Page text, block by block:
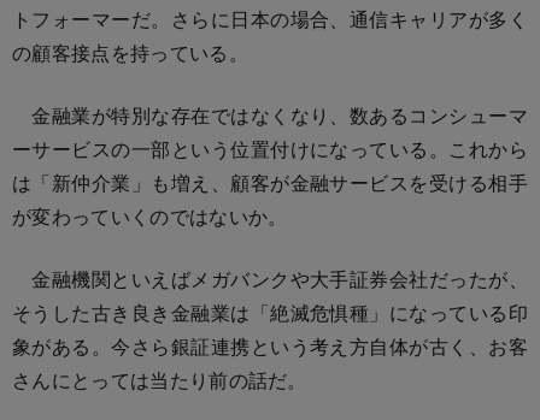
トフォーマーだ。さらに日本の場合、通信キャリアが多く
の顧客接点を持っている。
金融業が特別な存在ではなくなり、数あるコンシューマ
ーサービスの一部という位置付けになっている。これから
は「新仲介業」も増え、顧客が金融サービスを受ける相手
が変わっていくのではないか。
金融機関といえばメガバンクや大手証券会社だったが、
そうした古き良き金融業は「絶滅危惧種」になっている印
象がある。今さら銀証連携という考え方自体が古く、お客
さんにとっては当たり前の話だ。